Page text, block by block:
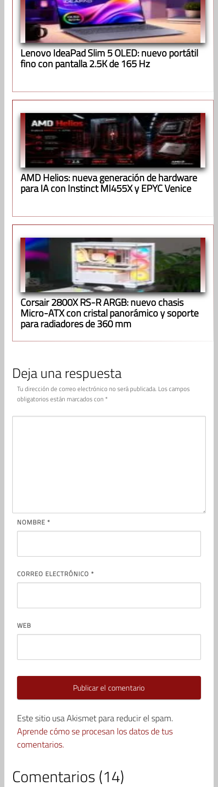
Lenovo IdeaPad Slim 5 OLED: nuevo portátil
fino con pantalla 2.5K de 165 Hz
AMD Helios: nueva generación de hardware
para IA con Instinct MI455X y EPYC Venice
Corsair 2800X RS-R ARGB: nuevo chasis
Micro-ATX con cristal panorámico y soporte
para radiadores de 360 mm
Deja una respuesta
Tu dirección de correo electrónico no será publicada. Los campos
obligatorios están marcados con *
NOMBRE *
CORREO ELECTRÓNICO *
WEB
Este sitio usa Akismet para reducir el spam.
Aprende cómo se procesan los datos de tus
comentarios.
Comentarios (14)